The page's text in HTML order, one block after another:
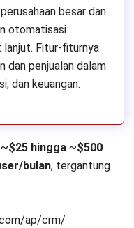
besar dan
otomatisasi
lanjut. Fitur-fiturnya
dan penjualan dalam
dan keuangan.
$25 hingga ~$500
bulan, tergantung
ap/crm/